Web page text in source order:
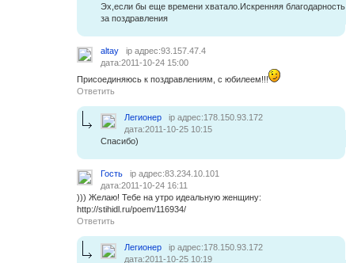
Эх,если бы еще времени хватало.Искренняя благодарность
за поздравления
altay
ip адрес:93.157.47.4
дата:2011-10-24 15:00
Присоединяюсь к поздравлениям, с юбилеем!!!
Ответить
Легионер
ip адрес:178.150.93.172
дата:2011-10-25 10:15
Спасибо)
Гость
ip адрес:83.234.10.101
дата:2011-10-24 16:11
))) Желаю! Тебе на утро идеальную женщину:
http://stihidl.ru/poem/116934/
Ответить
Легионер
ip адрес:178.150.93.172
дата:2011-10-25 10:19